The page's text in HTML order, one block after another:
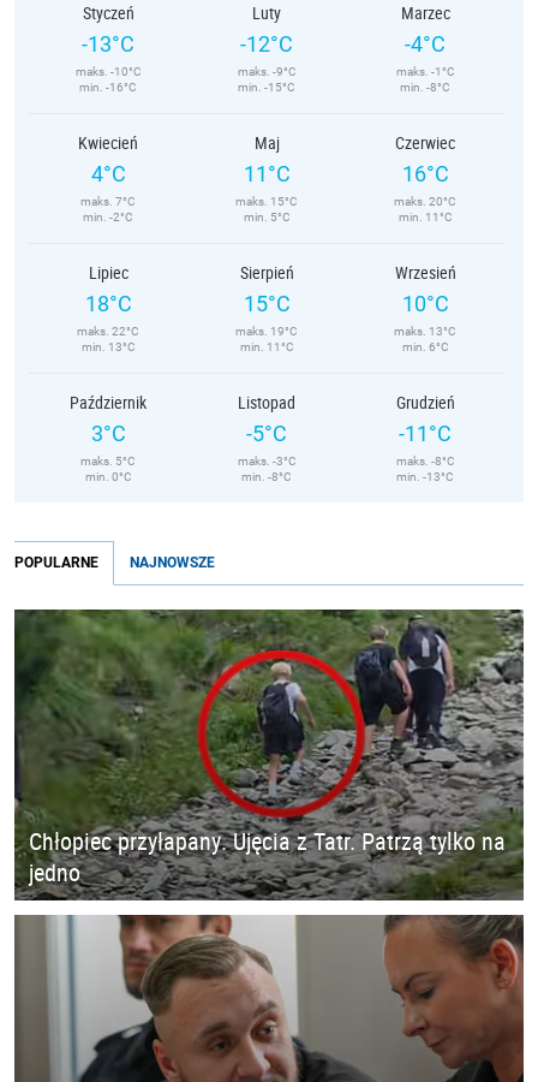
Styczeń
-13°C
maks. -10°C
min. -16°C
Luty
-12°C
maks. -9°C
min. -15°C
Marzec
-4°C
maks. -1°C
min. -8°C
Kwiecień
4°C
maks. 7°C
min. -2°C
Maj
11°C
maks. 15°C
min. 5°C
Czerwiec
16°C
maks. 20°C
min. 11°C
Lipiec
18°C
maks. 22°C
min. 13°C
Sierpień
15°C
maks. 19°C
min. 11°C
Wrzesień
10°C
maks. 13°C
min. 6°C
Październik
3°C
maks. 5°C
min. 0°C
Listopad
-5°C
maks. -3°C
min. -8°C
Grudzień
-11°C
maks. -8°C
min. -13°C
POPULARNE NAJNOWSZE
Chłopiec przyłapany. Ujęcia z Tatr. Patrzą tylko na
jedno